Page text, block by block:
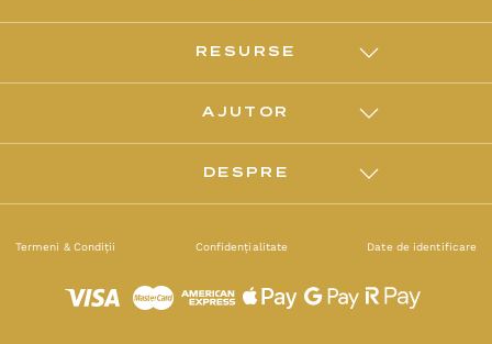
RESURSE
AJUTOR
DESPRE
Termeni & Condiții Confidențialitate Date de identificare